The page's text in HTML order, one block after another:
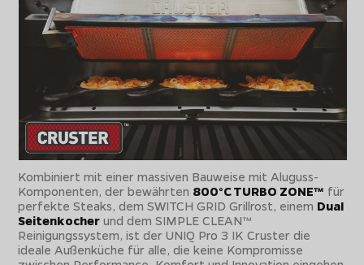
Kombiniert mit einer massiven Bauweise mit Aluguss-
Komponenten, der bewährten 800°C TURBO ZONE™ für
perfekte Steaks, dem SWITCH GRID Grillrost, einem Dual
Seitenkocher und dem SIMPLE CLEAN™
Reinigungssystem, ist der UNIQ Pro 3 IK Cruster die
ideale Außenküche für alle, die keine Kompromisse